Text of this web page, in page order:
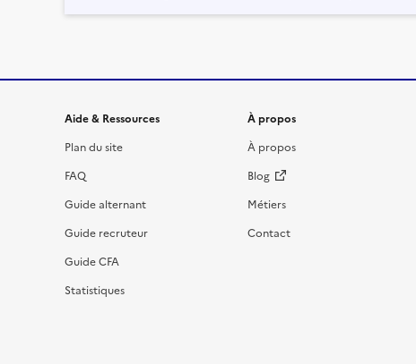
Informations et liens du site
Aide & Ressources
Plan du site
FAQ
Guide alternant
Guide recruteur
Guide CFA
Statistiques
À propos
À propos
Blog
Métiers
Contact